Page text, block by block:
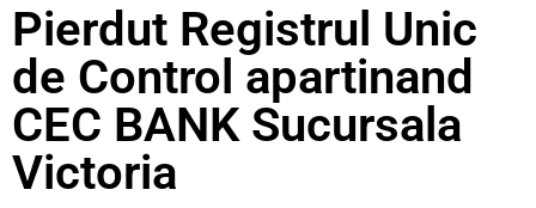
Pierdut Registrul Unic
de Control apartinand
CEC BANK Sucursala
Victoria